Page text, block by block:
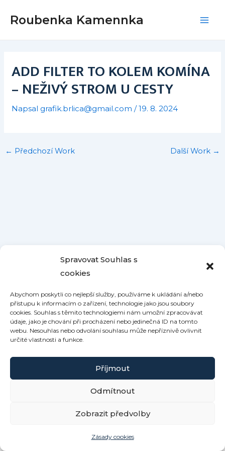
Spravovat Souhlas s
cookies
Abychom poskytli co nejlepší služby, používáme k ukládání a/nebo
přístupu k informacím o zařízení, technologie jako jsou soubory
cookies. Souhlas s těmito technologiemi nám umožní zpracovávat
údaje, jako je chování při procházení nebo jedinečná ID na tomto
webu. Nesouhlas nebo odvolání souhlasu může nepříznivě ovlivnit
určité vlastnosti a funkce.
Příjmout
Odmítnout
Zobrazit předvolby
Zásady cookies
Roubenka Kamennka
ADD FILTER TO KOLEM KOMÍNA
– NEŽIVÝ STROM U CESTY
Napsal grafik.brlica@gmail.com/19. 8. 2024
navigation
← Předchozí Work Další Work →
Šablona Astra WordPress